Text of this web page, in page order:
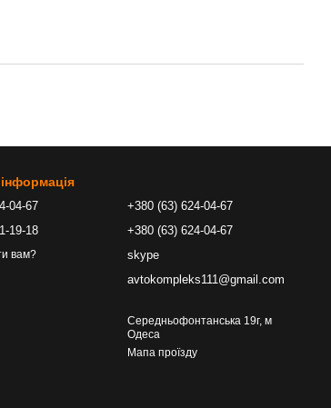
04-67
19-18
вам?
+380 (63) 624-04-67
+380 (63) 624-04-67
skype
avtokompleks111@gmail.com
Середньофонтанська 19г, м
Одеса
Мапа проїзду